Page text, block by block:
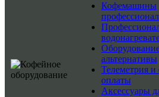
Кофемашины
альтернативы
Телеметрия
оплаты
Аксессуары